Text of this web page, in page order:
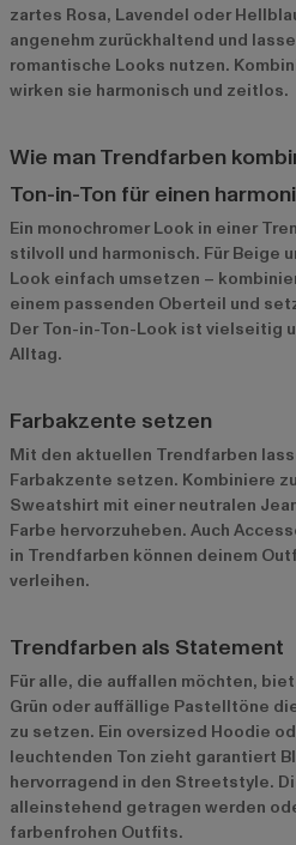
zartes Rosa, Lavendel oder
angenehm zurückhaltend und
romantische Looks nutzen.
wirken sie harmonisch und zeitlos.
Wie man Trendfarben
Ton-in-Ton für einen
Ein monochromer Look in einer
stilvoll und harmonisch. Für Beige
Look einfach umsetzen –
einem passenden Oberteil und
Der Ton-in-Ton-Look ist vielseitig
Alltag.
Farbakzente setzen
Mit den aktuellen Trendfarben
Farbakzente setzen. Kombiniere
Sweatshirt mit einer neutralen
Farbe hervorzuheben. Auch
in Trendfarben können deinem
verleihen.
Trendfarben als Statement
Für alle, die auffallen möchten,
Grün oder auffällige Pastelltöne
zu setzen. Ein oversized Hoodie
leuchtenden Ton zieht garantiert
hervorragend in den Streetstyle.
alleinstehend getragen werden
farbenfrohen Outfits.